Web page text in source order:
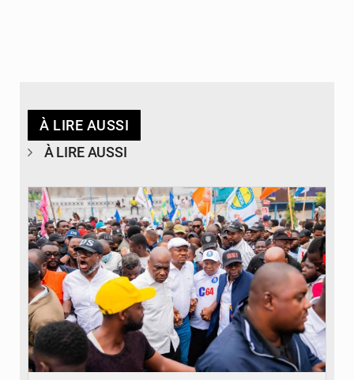
À LIRE AUSSI
À LIRE AUSSI